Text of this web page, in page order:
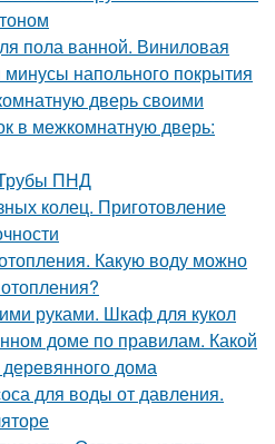
пола ванной. Виниловая
напольного покрытия
дверь своими
в межкомнатную дверь:
ПНД
колец. Приготовление
Какую воду можно
руками. Шкаф для кукол
доме по правилам. Какой
дома
для воды от давления.